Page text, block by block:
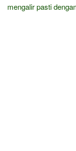
mengalir pasti